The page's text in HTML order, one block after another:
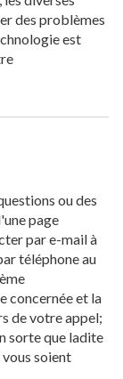
des problèmes
est
ou des
page
par e-mail à
téléphone au
concernée et la
de votre appel;
sorte que ladite
soient